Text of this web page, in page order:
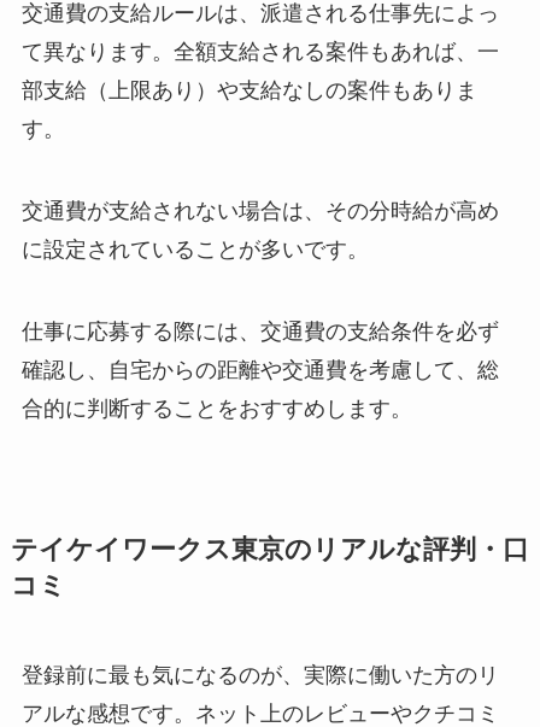
交通費の支給ルールは、派遣される仕事先によっ
て異なります。全額支給される案件もあれば、一
部支給（上限あり）や支給なしの案件もありま
す。
交通費が支給されない場合は、その分時給が高め
に設定されていることが多いです。
仕事に応募する際には、交通費の支給条件を必ず
確認し、自宅からの距離や交通費を考慮して、総
合的に判断することをおすすめします。
テイケイワークス東京のリアルな評判・口
コミ
登録前に最も気になるのが、実際に働いた方のリ
アルな感想です。ネット上のレビューやクチコミ